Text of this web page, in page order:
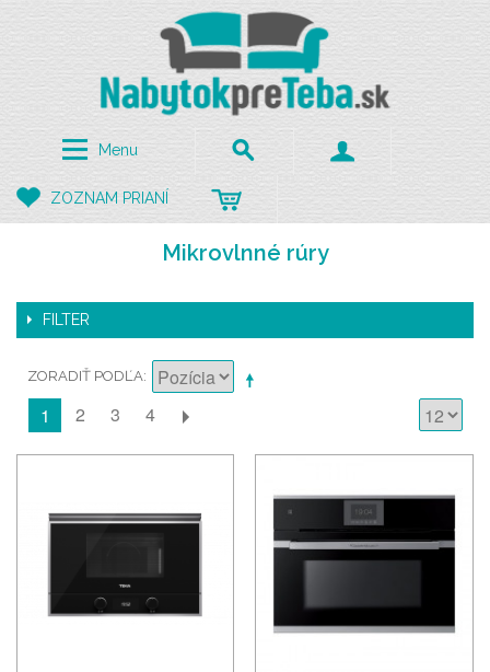
Menu
ZOZNAM PRIANÍ
Mikrovlnné rúry
FILTER
ZORADIŤ PODĽA
1 2 3 4